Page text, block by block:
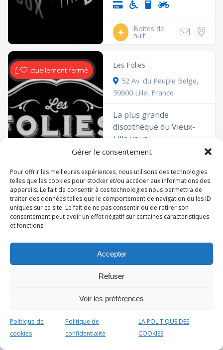
Gérer le consentement
Pour offrir les meilleures expériences, nous utilisons des technologies
telles que les cookies pour stocker et/ou accéder aux informations des
appareils. Le fait de consentir à ces technologies nous permettra de
traiter des données telles que le comportement de navigation ou les ID
uniques sur ce site. Le fait de ne pas consentir ou de retirer son
consentement peut avoir un effet négatif sur certaines caractéristiques
et fonctions.
Accepter
Refuser
Voir les préférences
Politique de
cookies
Politique de
confidentialité
LA POLITIQUE DES
COOKIES
Boites de
nuit
Actuellement fermé
Les Folies
52 Av. du Peuple Belge,
59800 Lille, France
La plus grande
discothèque du Vieux-
Lille vous ...
Services:
Boites de
nuit
Actuellement fermé
Lille, France
Monsieur le Zinc à Lille,
Services:
BARS